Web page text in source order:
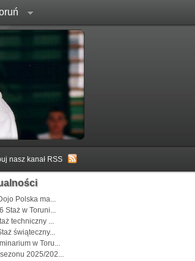
nasz kanał RSS
Polska ma...
Staż w Toruni...
techniczny ...
świąteczny...
w Toru...
2025/202...